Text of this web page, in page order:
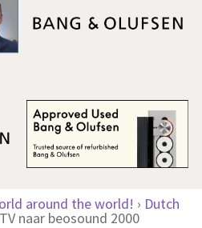
around the world! › Dutch
naar beosound 2000